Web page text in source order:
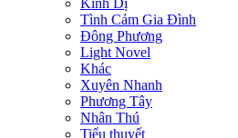
Kinh Dị
Tình Cảm Gia Đình
Đông Phương
Light Novel
Khác
Xuyên Nhanh
Phương Tây
Nhân Thú
Tiểu thuyết